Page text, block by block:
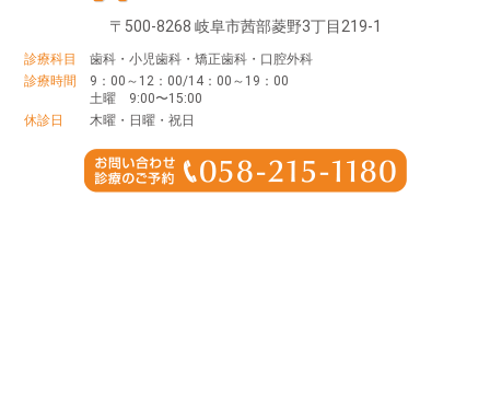
〒500-8268 岐阜市茜部菱野3丁目219-1
診療科目
歯科・小児歯科・矯正歯科・口腔外科
診療時間
9：00～12：00/14：00～19：00
土曜 9:00〜15:00
休診日
木曜・日曜・祝日